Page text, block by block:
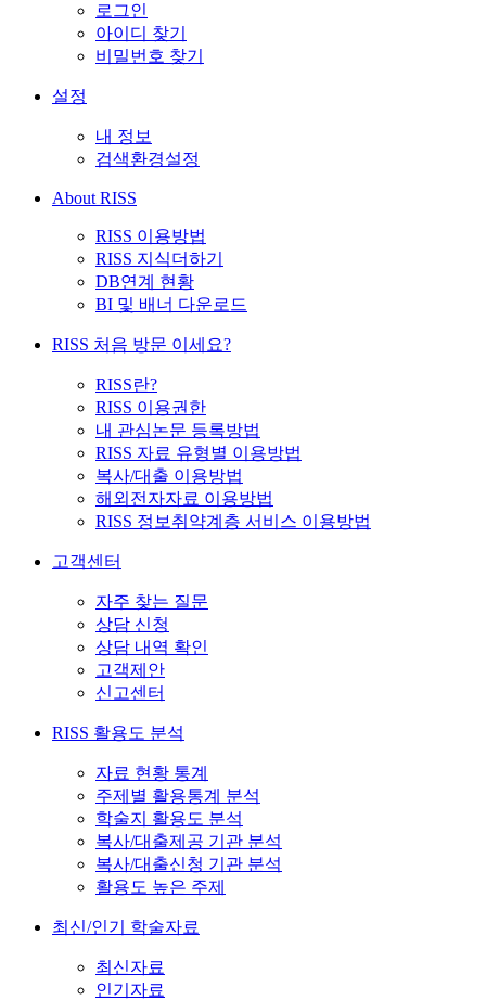
로그인
아이디 찾기
비밀번호 찾기
설정
내 정보
검색환경설정
About RISS
RISS 이용방법
RISS 지식더하기
DB연계 현황
BI 및 배너 다운로드
RISS 처음 방문 이세요?
RISS란?
RISS 이용권한
내 관심논문 등록방법
RISS 자료 유형별 이용방법
복사/대출 이용방법
해외전자자료 이용방법
RISS 정보취약계층 서비스 이용방법
고객센터
자주 찾는 질문
상담 신청
상담 내역 확인
고객제안
신고센터
RISS 활용도 분석
자료 현황 통계
주제별 활용통계 분석
학술지 활용도 분석
복사/대출제공 기관 분석
복사/대출신청 기관 분석
활용도 높은 주제
최신/인기 학술자료
최신자료
인기자료